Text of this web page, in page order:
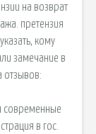
на возврат
претензия
кому
замечание в
отзывов:
современные
в гос.